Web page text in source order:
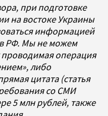
при подготовке
на востоке Украины
информацией
РФ. Мы не можем
операция
либо
цитата (статья
со СМИ
5 млн рублей, также